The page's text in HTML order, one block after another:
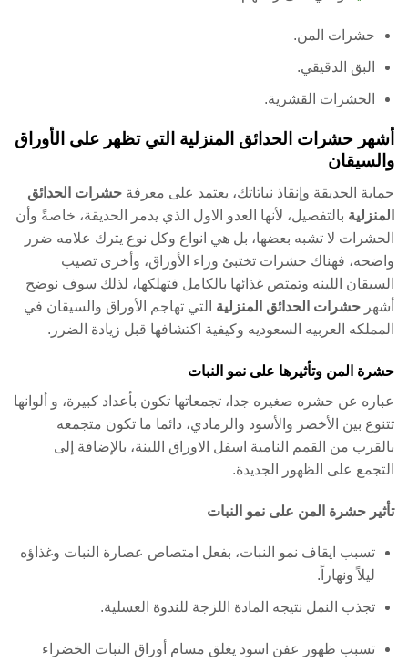
حشرات المن.
البق الدقيقي.
الحشرات القشرية.
أشهر حشرات الحدائق المنزلية التي تظهر على الأوراق
والسيقان
حماية الحديقة وإنقاذ نباتاتك، يعتمد على معرفة حشرات الحدائق
المنزلية بالتفصيل، لأنها العدو الاول الذي يدمر الحديقة، خاصةً وأن
الحشرات لا تشبه بعضها، بل هي انواع وكل نوع يترك علامه ضرر
واضحه، فهناك حشرات تختبئ وراء الأوراق، وأخرى تصيب
السيقان اللينه وتمتص غذائها بالكامل فتهلكها، لذلك سوف نوضح
أشهر حشرات الحدائق المنزلية التي تهاجم الأوراق والسيقان في
المملكه العربيه السعوديه وكيفية اكتشافها قبل زيادة الضرر.
حشرة المن وتأثيرها على نمو النبات
عباره عن حشره صغيره جدا، تجمعاتها تكون بأعداد كبيرة، و ألوانها
تتنوع بين الأخضر والأسود والرمادي، دائما ما تكون متجمعه
بالقرب من القمم النامية اسفل الاوراق اللينة، بالإضافة إلى
التجمع على الظهور الجديدة.
تأثير حشرة المن على نمو النبات
تسبب ايقاف نمو النبات، بفعل امتصاص عصارة النبات وغذاؤه
ليلاً ونهاراً.
تجذب النمل نتيجه المادة اللزجة للندوة العسلية.
تسبب ظهور عفن اسود يغلق مسام أوراق النبات الخضراء